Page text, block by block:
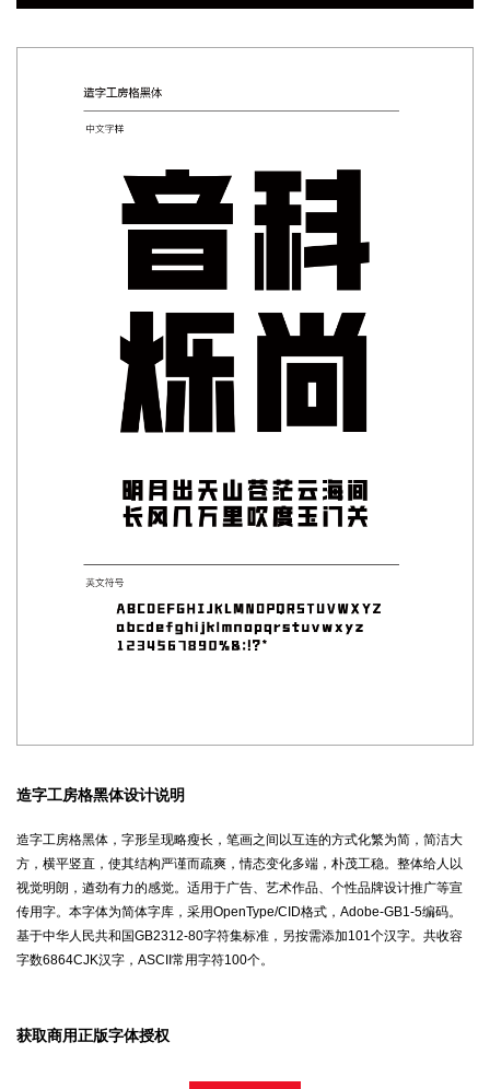
造字工房格黑体设计说明
造字工房格黑体，字形呈现略瘦长，笔画之间以互连的方式化繁为简，简洁大
方，横平竖直，使其结构严谨而疏爽，情态变化多端，朴茂工稳。整体给人以
视觉明朗，遒劲有力的感觉。适用于广告、艺术作品、个性品牌设计推广等宣
传用字。本字体为简体字库，采用OpenType/CID格式，Adobe-GB1-5编码。
基于中华人民共和国GB2312-80字符集标准，另按需添加101个汉字。共收容
字数6864CJK汉字，ASCII常用字符100个。
获取商用正版字体授权